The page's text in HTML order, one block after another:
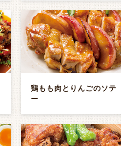
鶏もも肉とりんごのソテ
ー